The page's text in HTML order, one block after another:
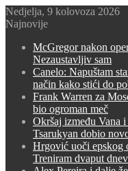
Nedjelja, 9 kolovoza 2026
Najnovije
McGregor nakon
Nezaustavljiv sam
Canelo: Napuštam
način kako stići do
Frank Warren za
bio ogroman meč
Okršaj između Vana
Tsarukyan dobio
Hrgović uoči epskog
Treniram dvaput